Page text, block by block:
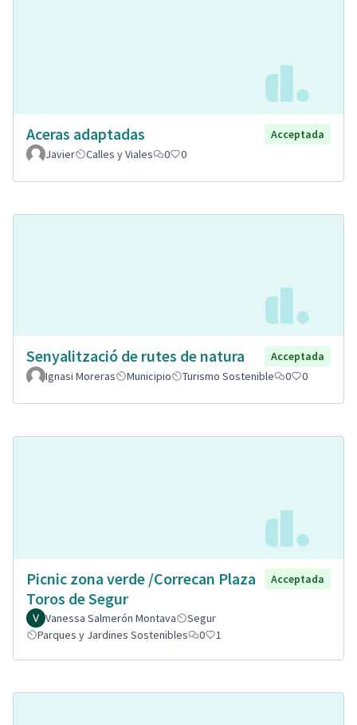
Aceras adaptadas
Acceptada
Javier
Calles y Viales 0 0
Senyalització de rutes de natura
Acceptada
Ignasi Moreras
Municipio Turismo Sostenible 0 0
Picnic zona verde /Correcan Plaza
Toros de Segur
Acceptada
Vanessa Salmerón Montava
Segur
Parques y Jardines Sostenibles
0 1